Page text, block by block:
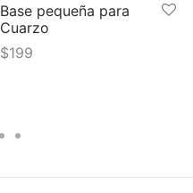
Base pequeña para
Cuarzo
$199